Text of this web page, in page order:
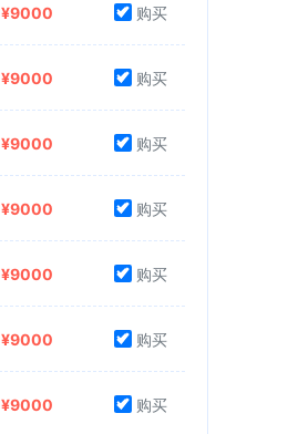
¥9000 购买
¥9000 购买
¥9000 购买
¥9000 购买
¥9000 购买
¥9000 购买
¥9000 购买